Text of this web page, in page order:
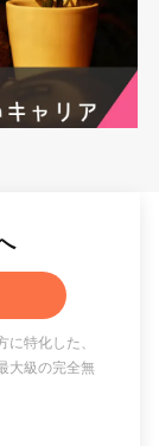
特化した、
大級の完全無